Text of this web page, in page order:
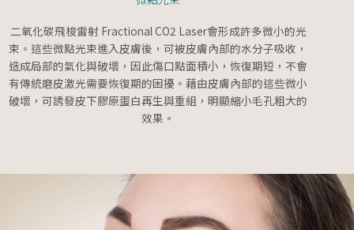
二氧化碳飛梭雷射 Fractional CO2 Laser會形成許多微小的光
束。這些微點光束進入皮膚後，可被皮膚內部的水分子吸收，
造成局部的氣化與破壞，因此傷口點面積小，恢復期短，不會
有傳統磨皮激光需要恢復期的困擾。藉由皮膚內部的這些微小
破壞，可誘發皮下膠原蛋白再生與重組，明顯縮小毛孔粗大的
效果。